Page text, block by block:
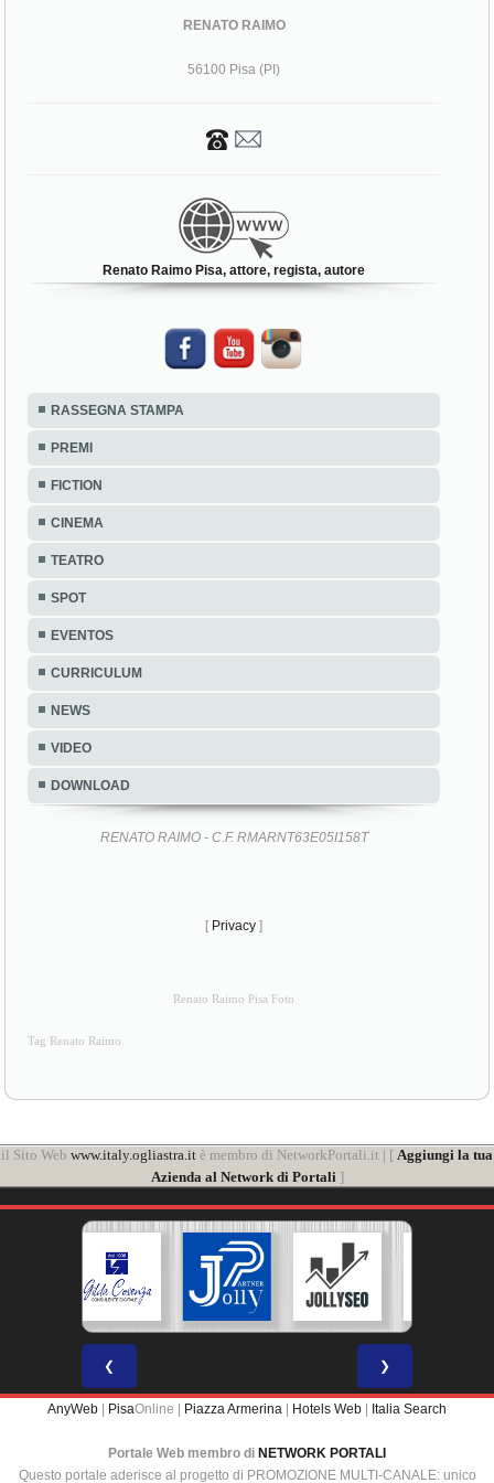
RENATO RAIMO
56100 Pisa (PI)
Renato Raimo Pisa, attore, regista, autore
RASSEGNA STAMPA
PREMI
FICTION
CINEMA
TEATRO
SPOT
EVENTOS
CURRICULUM
NEWS
VIDEO
DOWNLOAD
RENATO RAIMO - C.F. RMARNT63E05I158T
[ Privacy ]
Renato Raimo Pisa Foto
Tag Renato Raimo
il Sito Web www.italy.ogliastra.it è membro di NetworkPortali.it | [ Aggiungi la tua
Azienda al Network di Portali]
❮ ❯
AnyWeb PisaOnline | Piazza Armerina Hotels Web Italia Search
Portale Web membro di NETWORK PORTALI
Questo portale aderisce al progetto di PROMOZIONE MULTI-CANALE: unico